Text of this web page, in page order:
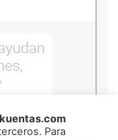
Para